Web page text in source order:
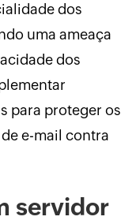
dos
uma ameaça
dos
para proteger os
e-mail contra
servidor